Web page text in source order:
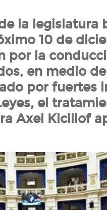
la legislatura
10 de
por la
en medio
por fuertes
el
Axel Kicillof